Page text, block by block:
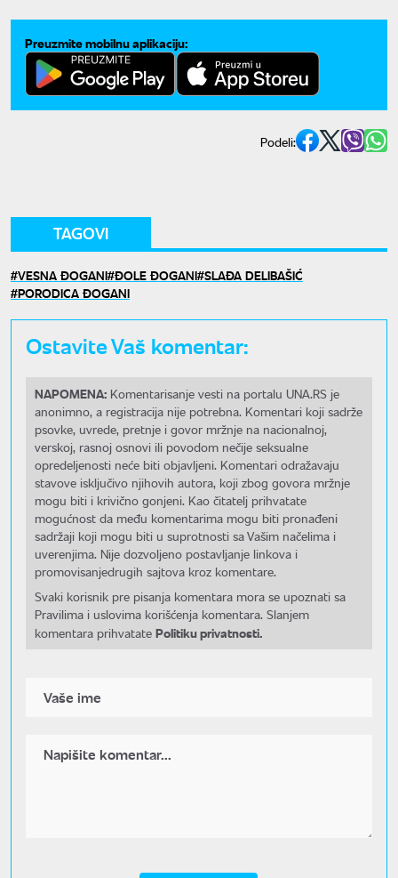
Preuzmite mobilnu aplikaciju:
Podeli:
TAGOVI
VESNA ĐOGANI ĐOLE ĐOGANI SLAĐA DELIBAŠIĆ
PORODICA ĐOGANI
Ostavite Vaš komentar:
NAPOMENA: Komentarisanje vesti na portalu UNA.RS je
anonimno, a registracija nije potrebna. Komentari koji sadrže
psovke, uvrede, pretnje i govor mržnje na nacionalnoj,
verskoj, rasnoj osnovi ili povodom nečije seksualne
opredeljenosti neće biti objavljeni. Komentari odražavaju
stavove isključivo njihovih autora, koji zbog govora mržnje
mogu biti i krivično gonjeni. Kao čitatelj prihvatate
mogućnost da među komentarima mogu biti pronađeni
sadržaji koji mogu biti u suprotnosti sa Vašim načelima i
uverenjima. Nije dozvoljeno postavljanje linkova i
promovisanjedrugih sajtova kroz komentare.
Svaki korisnik pre pisanja komentara mora se upoznati sa
Pravilima i uslovima korišćenja komentara. Slanjem
komentara prihvatate Politiku privatnosti.